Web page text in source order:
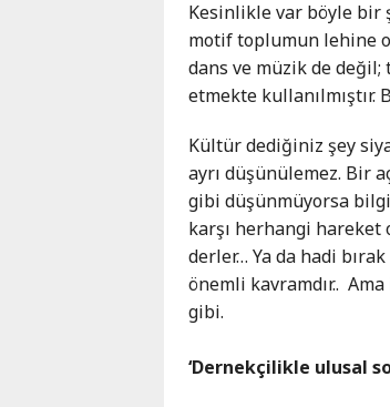
Kesinlikle var böyle bir
motif toplumun lehine
dans ve müzik de
etmekte kullanılmıştır.
Kültür dediğiniz şey
ayrı düşünülemez. Bir
gibi düşünmüyorsa
karşı herhangi hareket
derler… Ya da hadi
önemli kavramdır.. Ama
gibi.
‘Dernekçilikle ulusal